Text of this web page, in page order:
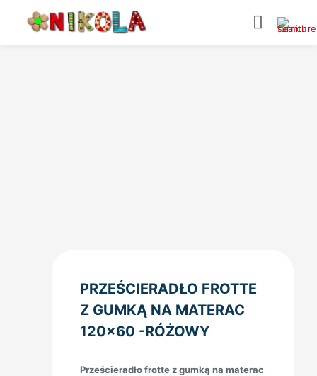
PRZEŚCIERADŁO FROTTE
Z GUMKĄ NA MATERAC
120×60 -RÓŻOWY
Prześcieradło frotte z gumką na materac